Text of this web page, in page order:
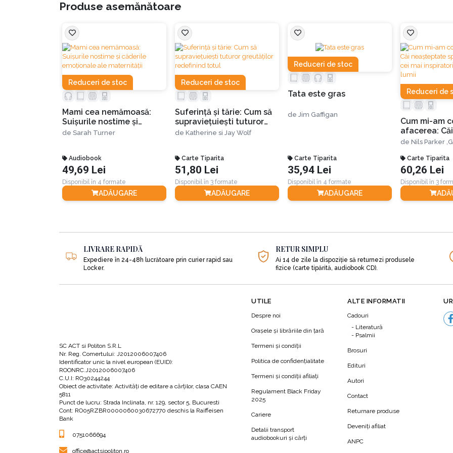
Ca și varianta originală, cartea este împărțită în trei părți, după cum urmează:
PARTEA ÎNTÂI - O lumină nouă asupra iubirii
„Un sentiment de conexiune sigură între parteneri este esențial în relațiile pozitive, pline de iubire și un
relații. [...] Este vital pentru fiecare aspect al sănătății noastre − mental, emoțional și fizic − să avem legături
În această primă parte autoarea răspunde la străvechea întrebare: ce este iubirea?
Pornind de la mesajul central al Bibliei, acela că Dumnezeu este iubire, vedem cum iubirea reprezintă
fundamentale a lui Dumnezeu: „Iubiți-vă unii pe alții”, ne asigurăm de fapt nu numai capacitatea de a
maximum.
Noua teorie a atașamentului elaborată de psihiatrul britanic John Bowlby, conform căreia copiii au
permanentă și sigură care a schimbat fundamental metodele de creștere și îngrijire a copiilor în America
• O scurtă sinteză a numeroaselor cercetări recente asupra relațiilor apropiate.
• Cum ne afectează sănătatea fizică și mintală relațiile negative
De ce conexiunea dintre parteneri se rupe adesea fără să ne dăm seama și ne pierdem dragostea, în
Produse asemănătoare
Reduceri de stoc
Mami cea nemămoasă:
Suișurile nostime și
căderile emoționale ale
de Sarah Turner
Audiobook
49,69 Lei
Disponibil în 4 formate
ADĂUGARE
Reduceri de stoc
Suferință și tărie: Cum să
supraviețuiești tuturor
greutăților redefinind
de Katherine si Jay Wolf
Carte Tiparita
51,80 Lei
Disponibil în 3 formate
ADĂUGARE
Reduceri de stoc
Tata este gras
de Jim Gaffigan
Carte Tiparita
35,94 Lei
Disponibil în 4 formate
ADĂUGARE
Reduceri de
Cum mi-am
afacerea: Căi
neașteptate
antreprenori
de Nils Parker ,
Carte Tiparita
60,26 Lei
Disponibil în 3
LIVRARE RAPIDĂ
Expediere în 24-48h lucrătoare prin curier rapid sau
Locker.
RETUR SIMPLU
Ai 14 de zile la dispoziție să returnezi produsele
fizice (carte tipărită, audiobook CD).
SC ACT si Politon S.R.L
Nr. Reg. Comertului: J2012006007406
Identificator unic la nivel european (EUID):
ROONRC.J2012006007406
C.U.I: RO30244244
Obiect de activitate: Activităţi de editare a cărţilor, clasa CAEN
5811
Punct de lucru: Strada Inclinata, nr. 129, sector 5, Bucuresti
Cont: RO05RZBR0000060030672770 deschis la Raiffeisen
Bank
0751066694
office@actsipoliton.ro
UTILE
Despre noi
Orașele și librăriile din țară
Termeni şi condiţii
Politica de confidenţialitate
Termeni şi condiţii afiliaţi
Regulament Black Friday
2025
Cariere
Detalii transport
audiobookuri şi cărţi
ALTE INFORMATII
Cadouri
Literatură
Psalmii
Brosuri
Edituri
Autori
Contact
Returnare produse
Deveniți afiliat
ANPC